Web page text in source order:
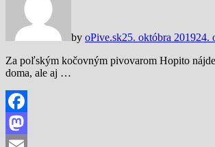
by oPive.sk25. októbra 201924.
Za poľským kočovným pivovarom Hopito
doma, ale aj …
Facebook
Mastodon